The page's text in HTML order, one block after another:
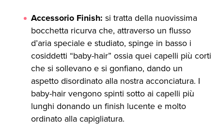
Accessorio Finish: si tratta della nuovissima
bocchetta ricurva che, attraverso un flusso
d’aria speciale e studiato, spinge in basso i
cosiddetti “baby-hair” ossia quei capelli più corti
che si sollevano e si gonfiano, dando un
aspetto disordinato alla nostra acconciatura. I
baby-hair vengono spinti sotto ai capelli più
lunghi donando un finish lucente e molto
ordinato alla capigliatura.